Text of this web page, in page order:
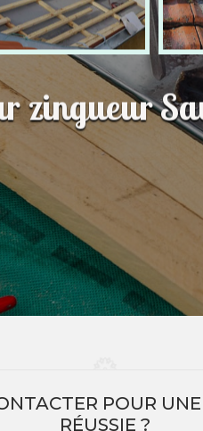
zingueur
POUR
RÉUSSIE ?